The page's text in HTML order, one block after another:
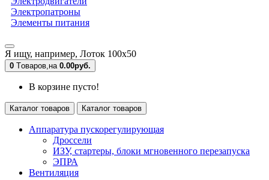
Электропатроны
Элементы питания
Я ищу, например, Лоток 100х50
0 Tоваров,на 0.00руб.
В корзине пусто!
Каталог товаров Каталог товаров
Аппаратура пускорегулирующая
Дроссели
ИЗУ, стартеры, блоки мгновенного перезапуска
ЭПРА
Вентиляция